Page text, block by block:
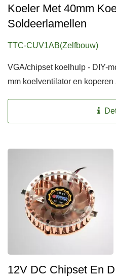
Koeler Met 40mm
Soldeerlamellen
TTC-CUV1AB(Zelfbouw)
VGA/chipset koelhulp - DIY-
mm koelventilator en
12V DC Chipset En